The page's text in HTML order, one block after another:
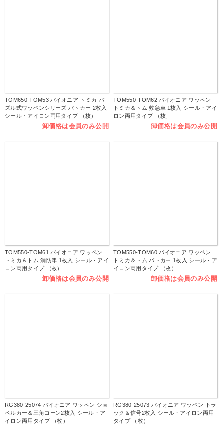
TOM650-TOM53 パイオニア トミカ パ
ズル式ワッペンシリーズ パトカー 2枚入
シール・アイロン両用タイプ （枚）
卸価格は会員のみ公開
TOM550-TOM62 パイオニア ワッペン
トミカ＆トム 救急車 1枚入 シール・アイ
ロン両用タイプ （枚）
卸価格は会員のみ公開
TOM550-TOM61 パイオニア ワッペン
トミカ＆トム 消防車 1枚入 シール・アイ
ロン両用タイプ （枚）
卸価格は会員のみ公開
TOM550-TOM60 パイオニア ワッペン
トミカ＆トム パトカー 1枚入 シール・ア
イロン両用タイプ （枚）
卸価格は会員のみ公開
RG380-25074 パイオニア ワッペン ショ
ベルカー＆三角コーン2枚入 シール・ア
イロン両用タイプ （枚）
RG380-25073 パイオニア ワッペン トラ
ック＆信号2枚入 シール・アイロン両用
タイプ （枚）